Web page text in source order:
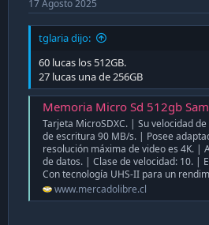
Dentro de los accesorios
encuentra el cargador de 65w,
para la portatil y obviamente la
Una vez encendida abre
Asus Crate, donde se nos
para el procesador, bataria etc.
17 Agosto 2025
tglaria dijo:
60 lucas los 512GB.
27 lucas una de 256GB
Memoria Micro Sd 512gb Samsung Evo
Tarjeta MicroSDXC. | Su velocidad
de escritura 90 MB/s. | Posee
resolución máxima de video es 4K. |
de datos. | Clase de velocidad: 10. |
Con tecnología UHS-II para un
www.mercadolibre.cl